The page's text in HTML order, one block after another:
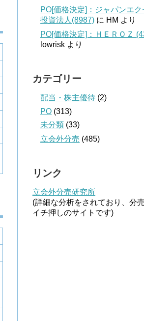
PO[価格決定]：ジャパンエク
投資法人(8987) に HM より
PO[価格決定]：ＨＥＲＯＺ
lowrisk より
カテゴリー
配当・株主優待 (2)
PO (313)
未分類 (33)
立会外分売 (485)
リンク
立会外分売研究所
(詳細な分析をされており、分
イチ押しのサイトです)